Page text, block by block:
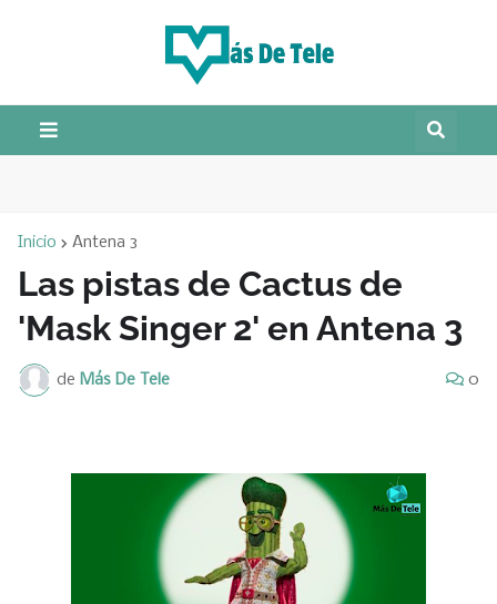
Inicio Antena 3
Las pistas de Cactus de
'Mask Singer 2' en Antena 3
de Más De Tele 0